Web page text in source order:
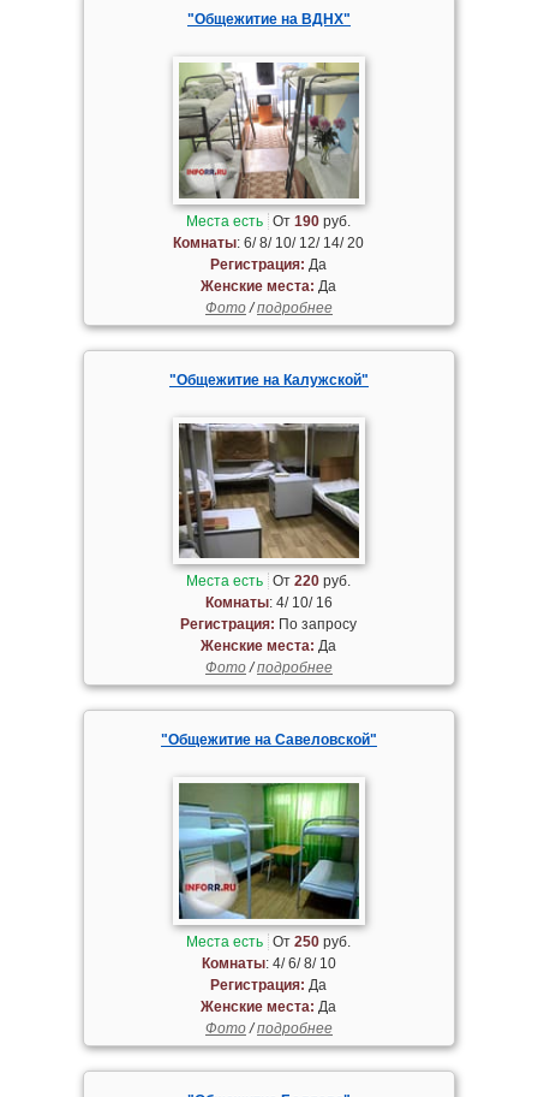
"Общежитие на ВДНХ"
Места есть От190 руб.
Комнаты: 6/ 8/ 10/ 12/ 14/ 20
Регистрация: Да
Женские места: Да
Фото/подробнее
"Общежитие на Калужской"
Места есть От220 руб.
Комнаты: 4/ 10/ 16
Регистрация: По запросу
Женские места: Да
Фото/подробнее
"Общежитие на Савеловской"
Места есть От250 руб.
Комнаты: 4/ 6/ 8/ 10
Регистрация: Да
Женские места: Да
Фото/подробнее